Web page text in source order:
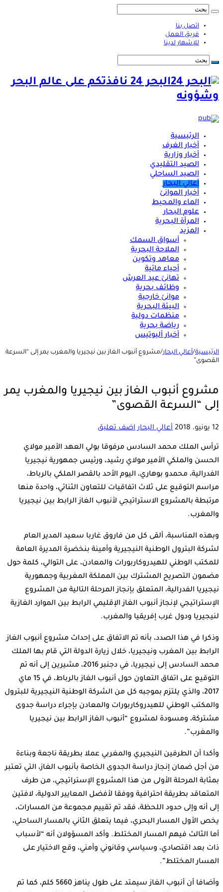
اتصل بنا
فريق العمل
للإشهار لدينا
البحر 24 نافذتكم على عالم البحر
وشؤونه
الرئيسية
أخبار الغرف
أخبار وزارية
الصيد التقليدي
الصيد الساحلي
أعالي البحار
أخبار الموانئ
الماء والمحيط
علوم البحار
المرأة البحرية
المزيد
أسواق السمك
الملاحة البحرية
معاهد وتكوين
أحياء مائية
تهانئ عيد العرش
وظائف بحرية
موانئ خارجية
البيئة البحرية
منظمات دولية
رياضة بحرية
أخبار أليوتيس
الرئيسية/أعالي البحار/مشروع أنبوب الغاز بين نيجيريا والمغرب يمر إلى “السرعة
القصوى”
مشروع أنبوب الغاز بين نيجيريا والمغرب يمر
إلى “السرعة القصوى”
12 يونيو، 2018 أعالي البحار اضف تعليق
ترأس الملك محمد السادس مرفوقا بولي العهد الأمير مولاي
الحسن والملكي الأمير مولاي رشيد، ورئيس جمهورية نيجيريا
الفدرالية، محمدو بوهاري، اليوم الأحد بالقصر الملكي بالرباط،
مراسم التوقيع على ثلاث اتفاقيات للتعاون الثنائي، واحدة منها
مرتبطة بالمشروع الاستراتيجي لأنبوب الغاز الرابط بين نيجيريا
والمغرب.
وبهذه المناسبة، ألقى كل من فاروق غاربا سعيد المدير العام
لشركة البترول الوطنية النيجيرية وأمينة بنخضرة المديرة العامة
للمكتب الوطني للهيدروكاربورات والمعادن، على التوالي، كلمة حول
مضمون التصريح المشترك بين المملكة المغربية وجمهورية
نيجيريا الفدرالية، المتعلق بإنجاز المرحلة التالية من المشروع
الإستراتيجي لإنجاز أنبوب الغاز الإقليمي الرابط بين الموارد الغازية
لنيجيريا ودول غرب إفريقيا والمغرب.
وذكرا في هذا الصدد، بأنه تم الاتفاق على إحداث مشروع أنبوب الغاز
الرابط بين المغرب ونيجيريا، خلال زيارة الدولة التي قام بها الملك
محمد السادس إلى نيجيريا، في دجنبر 2016، مشيرين إلى أنه تم
التوقيع على اتفاق التعاون حول أنبوب الغاز بالرباط، في 15 ماي
2017، والذي يلتزم بموجبه كل من الشركة الوطنية النيجيرية للبترول
والمكتب الوطني للهيدروكاربورات والمعادن بإجراء دراسة جدوى
مشتركة، ومسودة لمشروع “أنبوب الغاز الرابط بين نيجيريا
والمغرب”.
وأكدا أن الطرفين النيجيري والمغربي عملا بطريقة ناجعة وبناءة
من أجل ضمان إنجاز دراسة الجدوى الخاصة بأنبوب الغاز، التي تعتبر
بمثابة المرحلة الأولى من هذا المشروع الإستراتيجي، من طرف
المتعاقد بطريقة احترافية ووفقا لأفضل المعايير الدولية، لافتين
إلى أنه وإلى حدود اللحظة، فقد تم تقييم مجموعة من المسارات،
يخص الأول المسار البحري، فيما يتعلق الثاني بالمسار الساحلي،
أما الثالث فيهم المسار المختلط. وأكد المسؤولان أنه “لأسباب
ذات بعد اقتصادي، وسياسي وقانوني وأمني، وقع الاختيار على
المسار المختلط”.
وأضافا أن أنبوب الغاز سيمتد على طول يناهز 5660 كلم، كما تم